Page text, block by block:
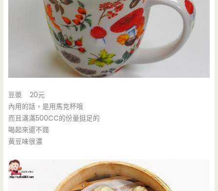
豆漿 20元
內用的話，是用馬克杯哦
而且滿滿500CC的份量挺足的
喝起來還不錯
黃豆味很濃